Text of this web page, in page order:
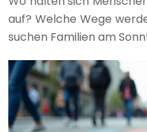
auf? Welche Wege
suchen Familien am